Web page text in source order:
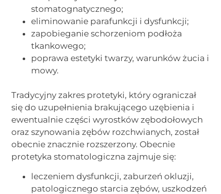
stomatognatycznego;
eliminowanie parafunkcji i dysfunkcji;
zapobieganie schorzeniom podłoża
tkankowego;
poprawa estetyki twarzy, warunków żucia i
mowy.
Tradycyjny zakres protetyki, który ograniczał
się do uzupełnienia brakującego uzębienia i
ewentualnie części wyrostków zębodołowych
oraz szynowania zębów rozchwianych, został
obecnie znacznie rozszerzony. Obecnie
protetyka stomatologiczna zajmuje się:
leczeniem dysfunkcji, zaburzeń okluzji,
patologicznego starcia zębów, uszkodzeń